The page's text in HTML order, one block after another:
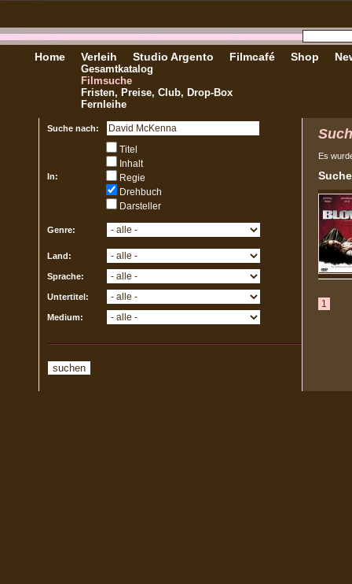
Home Verleih
Gesamtkatalog
Filmsuche
Fristen, Preise, Club, Drop-Box
Fernleihe
Studio Argento Filmcafé Shop
Suche nach:
In:
Titel
Inhalt
Regie
Drehbuch
Darsteller
Genre:
Land:
Sprache:
Untertitel:
Medium:
Es
1